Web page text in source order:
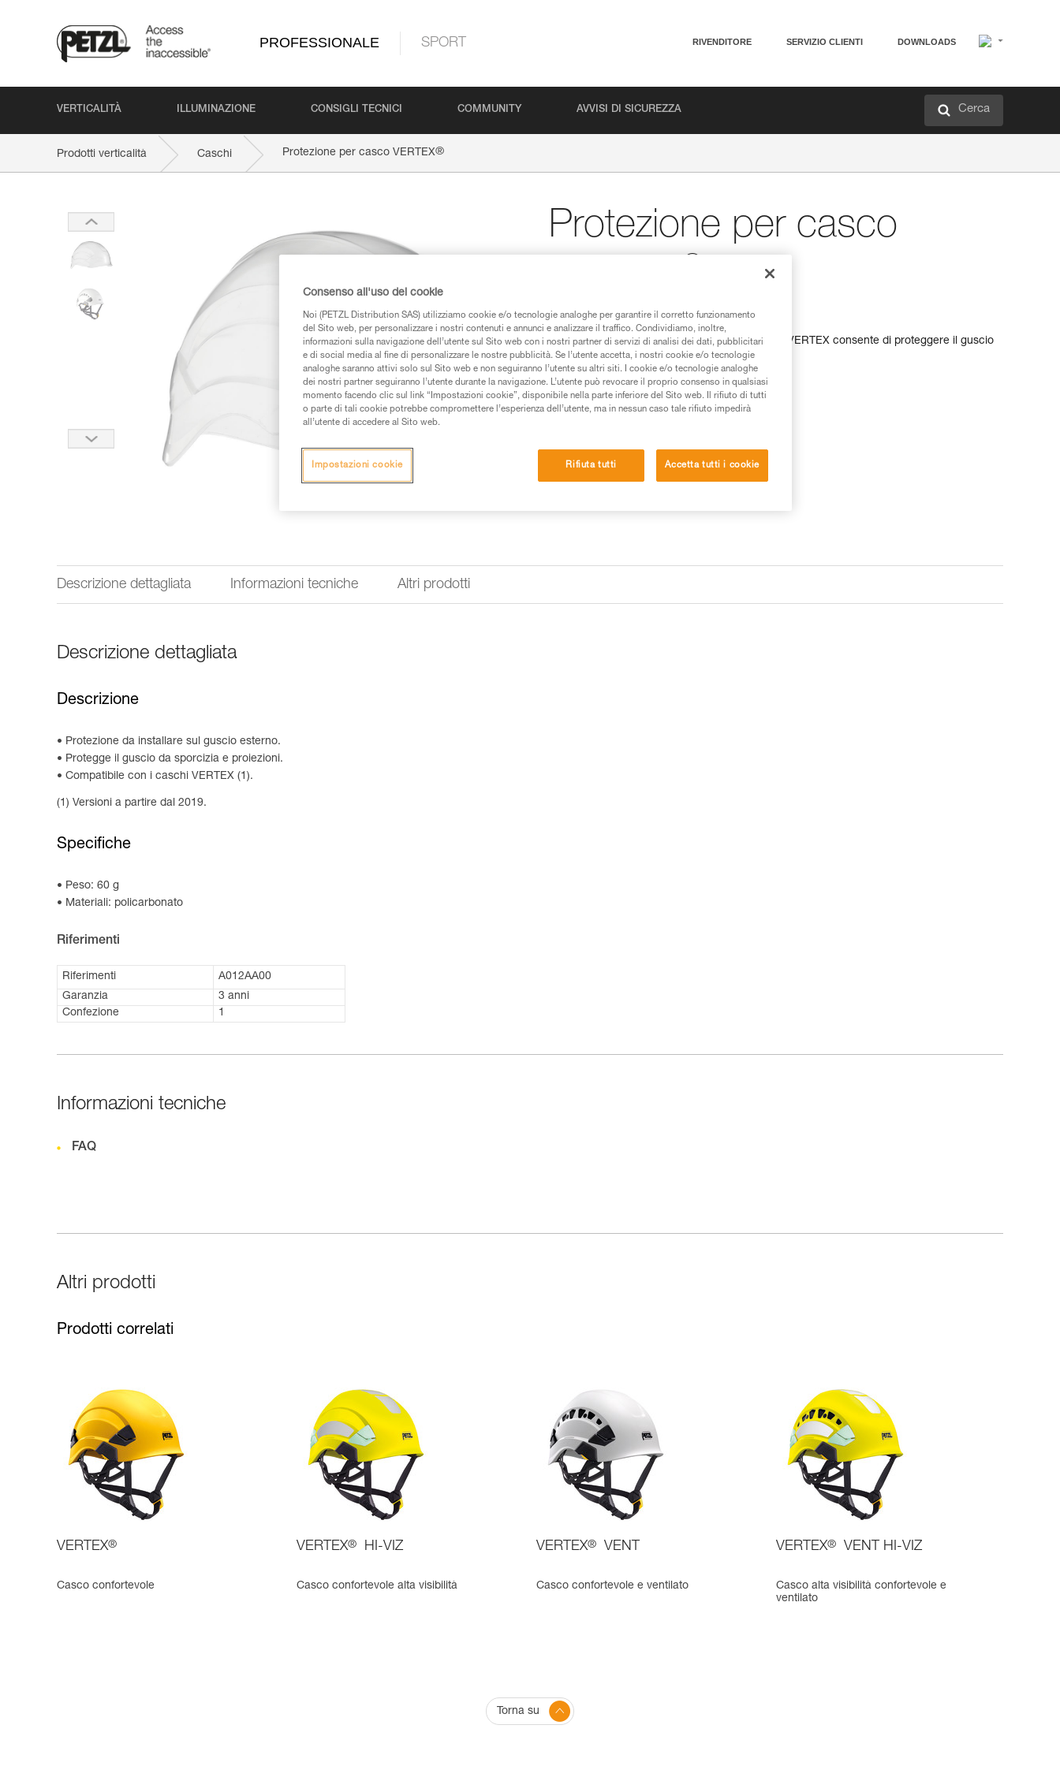
PROFESSIONALE SPORT RIVENDITORE SERVIZIO CLIENTI DOWNLOADS
VERTICALITÀ ILLUMINAZIONE CONSIGLI TECNICI COMMUNITY AVVISI DI SICUREZZA Cerca
Prodotti verticalità Caschi Protezione per casco VERTEX®
Protezione per casco
Protezione per casco VERTEX
Semplice da installare, la protezione per casco VERTEX consente di proteggere il guscio
da sporcizia e proiezioni.
Trova un rivenditore
Descrizione dettagliata Informazioni tecniche Altri prodotti
Descrizione dettagliata
Descrizione
Protezione da installare sul guscio esterno.
Protegge il guscio da sporcizia e proiezioni.
Compatibile con i caschi VERTEX (1).
(1) Versioni a partire dal 2019.
Specifiche
Peso: 60 g
Materiali: policarbonato
Riferimenti
Riferimenti
A012AA00
Garanzia
3 anni
Confezione
1
Informazioni tecniche
FAQ
Altri prodotti
Prodotti correlati
VERTEX®
Casco confortevole
VERTEX® HI-VIZ
Casco confortevole alta visibilità
VERTEX® VENT
Casco confortevole e ventilato
VERTEX® VENT HI-VIZ
Casco alta visibilità confortevole e
ventilato
Torna su
Consenso all'uso dei cookie
Noi (PETZL Distribution SAS) utilizziamo cookie e/o tecnologie analoghe per garantire il corretto funzionamento
del Sito web, per personalizzare i nostri contenuti e annunci e analizzare il traffico. Condividiamo, inoltre,
informazioni sulla navigazione dell’utente sul Sito web con i nostri partner di servizi di analisi dei dati, pubblicitari
e di social media al fine di personalizzare le nostre pubblicità. Se l’utente accetta, i nostri cookie e/o tecnologie
analoghe saranno attivi solo sul Sito web e non seguiranno l’utente su altri siti. I cookie e/o tecnologie analoghe
dei nostri partner seguiranno l’utente durante la navigazione. L’utente può revocare il proprio consenso in qualsiasi
momento facendo clic sul link “Impostazioni cookie”, disponibile nella parte inferiore del Sito web. Il rifiuto di tutti
o parte di tali cookie potrebbe compromettere l’esperienza dell’utente, ma in nessun caso tale rifiuto impedirà
all’utente di accedere al Sito web.
Rifiuta tutti Accetta tutti i cookie
Impostazioni cookie